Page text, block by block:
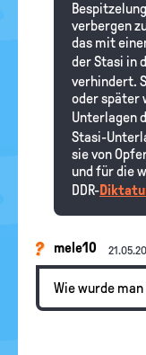
verbergen
das mit
der Stasi in
verhindert.
oder später
Unterlagen
Stasi-
sie von
und für die
DDR-
mele10
Wie wurde